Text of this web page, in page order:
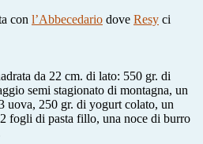
con l’Abbecedario dove Resy ci
da 22 cm. di lato: 550 gr. di
semi stagionato di montagna, un
uova, 250 gr. di yogurt colato, un
fogli di pasta fillo, una noce di burro